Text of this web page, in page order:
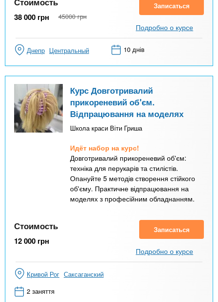
38 000 грн 45000 грн
Записаться
Подробно о курсе
Днепр Центральный 10 днів
Курс Довготривалий
прикореневий об'єм.
Відпрацювання на моделях
Школа краси Віти Гриша
Идёт набор на курс!
Довготривалий прикореневий об'єм:
техніка для перукарів та стилістів.
Опануйте 5 методів створення стійкого
об'єму. Практичне відпрацювання на
моделях з професійним обладнанням.
Стоимость
12 000 грн
Записаться
Подробно о курсе
Кривой Рог Саксаганский
2 заняття